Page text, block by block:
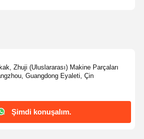
Zhuji (Uluslararası) Makine Parçaları
Guangdong Eyaleti, Çin
Şimdi konuşalım.